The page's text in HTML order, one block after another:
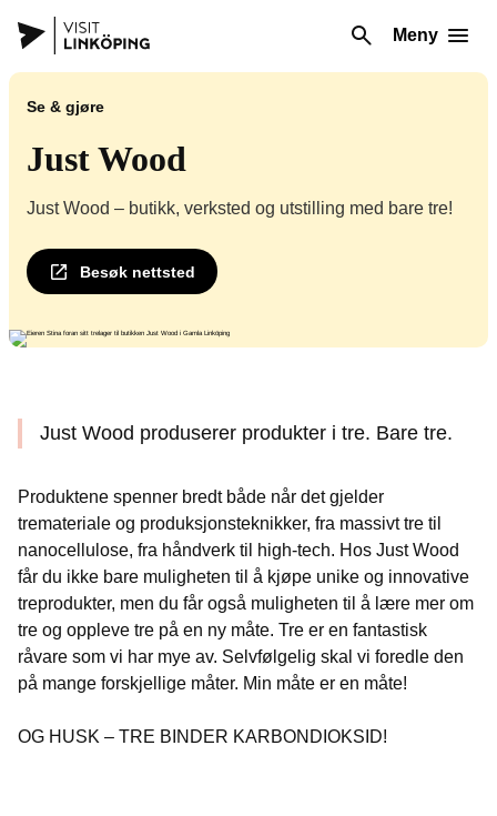
Meny
Se & gjøre
Just Wood
Just Wood – butikk, verksted og utstilling med bare tre!
Besøk nettsted
Just Wood produserer produkter i tre. Bare tre.
Produktene spenner bredt både når det gjelder
tremateriale og produksjonsteknikker, fra massivt tre til
nanocellulose, fra håndverk til high-tech. Hos Just Wood
får du ikke bare muligheten til å kjøpe unike og innovative
treprodukter, men du får også muligheten til å lære mer om
tre og oppleve tre på en ny måte. Tre er en fantastisk
råvare som vi har mye av. Selvfølgelig skal vi foredle den
på mange forskjellige måter. Min måte er en måte!
OG HUSK – TRE BINDER KARBONDIOKSID!